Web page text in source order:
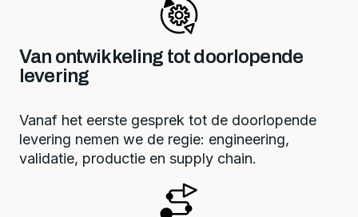
Van ontwikkeling tot doorlopende
levering
Vanaf het eerste gesprek tot de doorlopende
levering nemen we de regie: engineering,
validatie, productie en supply chain.